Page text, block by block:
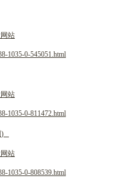
站
1035-0-545051.html
站
1035-0-811472.html
)
站
1035-0-808539.html